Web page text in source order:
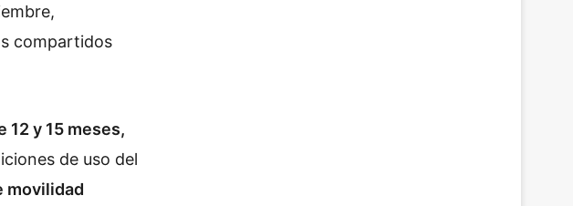
compartidos
y 15 meses,
de uso del
movilidad